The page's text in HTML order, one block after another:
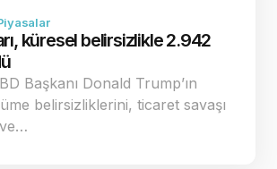
küresel belirsizlikle 2.942
Başkanı Donald Trump’ın
belirsizliklerini, ticaret savaşı